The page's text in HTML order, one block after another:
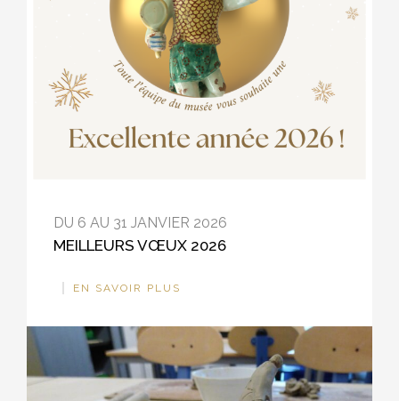
DU 6 AU 31 JANVIER 2026
MEILLEURS VŒUX 2026
EN SAVOIR PLUS